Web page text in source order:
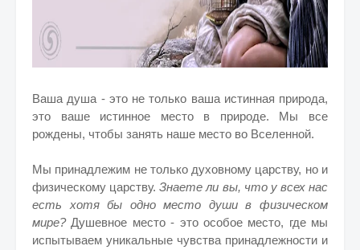
Ваша душа - это не только ваша истинная природа,
это ваше истинное место в природе. Мы все
рождены, чтобы занять наше место во Вселенной.
Мы принадлежим не только духовному царству, но и
физическому царству.Знаете ли вы, что у всех нас
есть хотя бы одно место души в физическом
мире?Душевное место - это особое место, где мы
испытываем уникальные чувства принадлежности и